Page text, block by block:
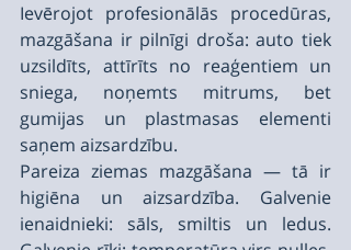
Ievērojot profesionālās procedūras,
mazgāšana ir pilnīgi droša: auto tiek
uzsildīts, attīrīts no reaģentiem un
sniega, noņemts mitrums, bet
gumijas un plastmasas elementi
saņem aizsardzību.
Pareiza ziemas mazgāšana — tā ir
higiēna un aizsardzība. Galvenie
ienaidnieki: sāls, smiltis un ledus.